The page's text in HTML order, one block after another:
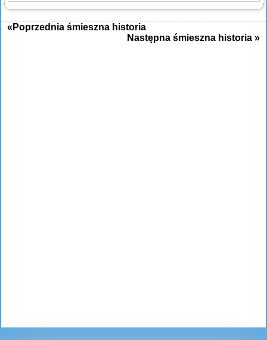
«Poprzednia śmieszna historia
Następna śmieszna historia »